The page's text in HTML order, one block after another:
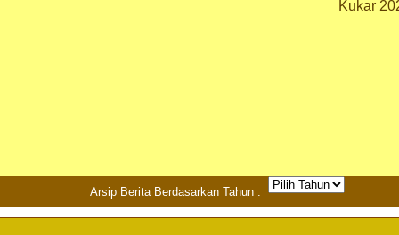
Kukar
Arsip Berita Berdasarkan Tahun :